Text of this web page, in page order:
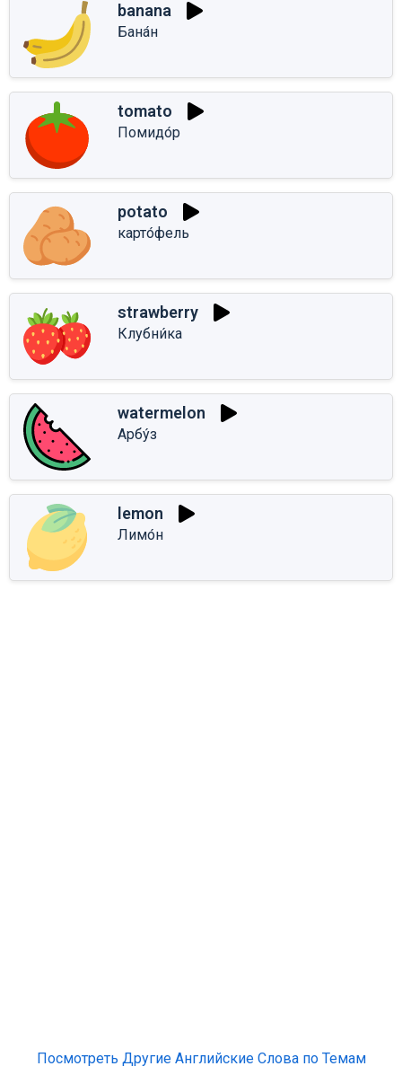
banana
Бана́н
tomato
Помидо́р
potato
карто́фель
strawberry
Клубни́ка
watermelon
Арбу́з
lemon
Лимо́н
Посмотреть Другие Английские Слова по Темам